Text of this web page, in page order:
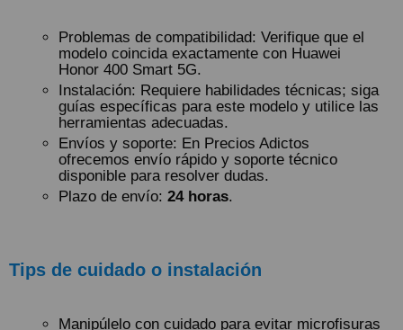
Problemas de compatibilidad: Verifique que el
modelo coincida exactamente con Huawei
Honor 400 Smart 5G.
Instalación: Requiere habilidades técnicas; siga
guías específicas para este modelo y utilice las
herramientas adecuadas.
Envíos y soporte: En Precios Adictos
ofrecemos envío rápido y soporte técnico
disponible para resolver dudas.
Plazo de envío: 24 horas.
Tips de cuidado o instalación
Manipúlelo con cuidado para evitar microfisuras